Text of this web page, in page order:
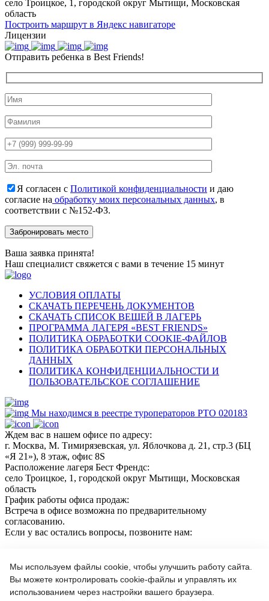
село Троицкое, 1, городской округ Мытищи, Московская
область
Построить маршрут в Яндекс навигаторе
Лицензии
Отправить ребенка в Best Friends!
Я согласен с Политикой конфиденциальности и даю
согласие на обработку моих персональных данных, в
соответствии с №152-ФЗ.
Ваша заявка принята!
Наш специалист свяжется с вами в течение 15 минут
УСЛОВИЯ ОПЛАТЫ
СКАЧАТЬ ПЕРЕЧЕНЬ ДОКУМЕНТОВ
СКАЧАТЬ СПИСОК ВЕЩЕЙ В ЛАГЕРЬ
ПРОГРАММА ЛАГЕРЯ «BEST FRIENDS»
ПОЛИТИКА ОБРАБОТКИ COOKIE-ФАЙЛОВ
ПОЛИТИКА ОБРАБОТКИ ПЕРСОНАЛЬНЫХ
ДАННЫХ
ПОЛИТИКА КОНФИДЕНЦИАЛЬНОСТИ И
ПОЛЬЗОВАТЕЛЬСКОЕ СОГЛАШЕНИЕ
Мы находимся в реестре туроператоров РТО 020183
Ждем вас в нашем офисе по адресу:
г. Москва, М. Тимирязевская, ул. Яблочкова д. 21, стр.3 (БЦ
«Я 21»), 8 этаж, офис 8S
Расположение лагеря Бест Френдс:
село Троицкое, 1, городской округ Мытищи, Московская
область
График работы офиса продаж:
Встреча в офисе возможна по предварительному
согласованию.
Если у вас остались вопросы, позвоните нам:
+7 (964) 618 21 17
Или пишите нам на почту:
Мы используем файлы cookie, чтобы улучшить работу сайта.
Вы можете контролировать cookie-файлы и управлять их
использованием через настройки вашего браузера.